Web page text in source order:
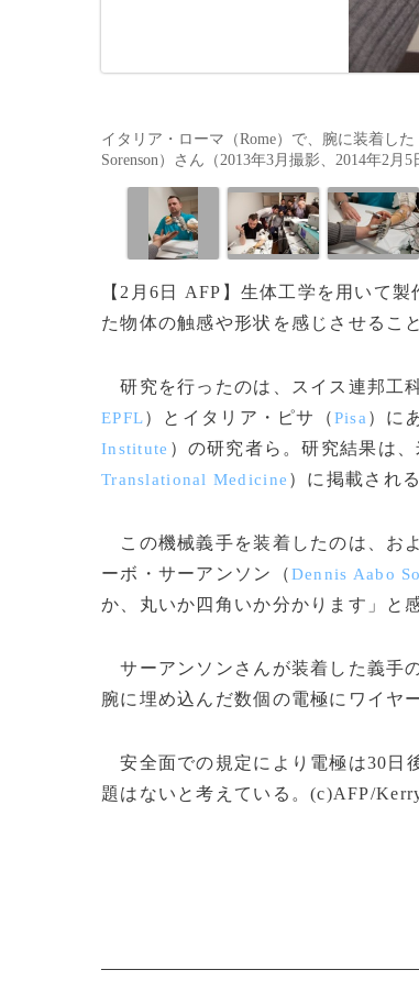
イタリア・ローマ（Rome）で、腕に装着し
Sorenson）さん（2013年3月撮影、2014年2
【2月6日 AFP】生体工学を用いて
た物体の触感や形状を感じさせるこ
研究を行ったのは、スイス連邦工
EPFL）とイタリア・ピサ（Pisa ）に
Institute ）の研究者ら。研究結果は
Translational Medicine ）に掲載される
この機械義手を装着したのは、お
ーボ・サーアンソン（Dennis Aabo
か、丸いか四角いか分かります」と
サーアンソンさんが装着した義手
腕に埋め込んだ数個の電極にワイヤ
安全面での規定により電極は30日
題はないと考えている。(c)AFP/